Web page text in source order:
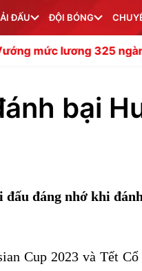
ĐẤU ĐỘI BÓNG
325 ngàn bảng, MU bế
bại
đấu đáng nhớ khi
Cup 2023 và Tết Cổ